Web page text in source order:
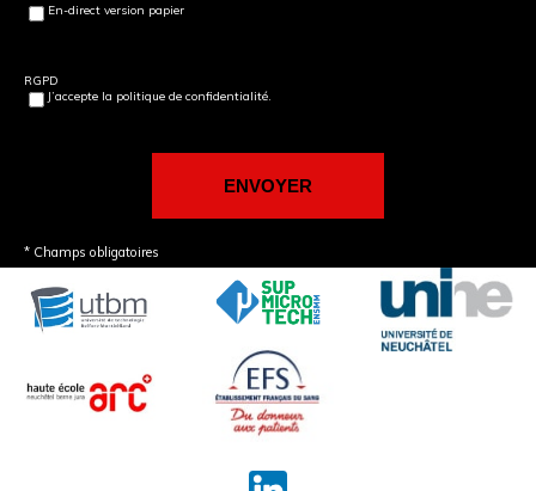
En-direct version papier
RGPD
J’accepte la politique de confidentialité.
* Champs obligatoires